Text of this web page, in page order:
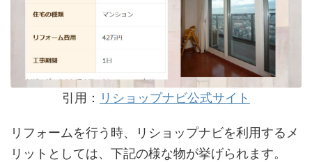
引用： リショップナビ公式サイト
リフォームを行う時、リショップナビを利用するメ
リットとしては、下記の様な物が挙げられます。